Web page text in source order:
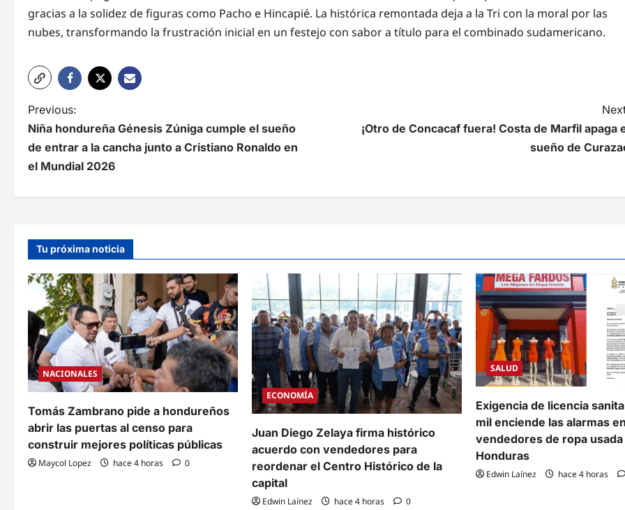
gracias a la solidez de figuras como Pacho e Hincapié. La histórica remontada deja a la Tri con la moral por las
nubes, transformando la frustración inicial en un festejo con sabor a título para el combinado sudamericano.
N
a
v
a
c
i
ó
n
d
e
e
n
t
Previous:
Niña hondureña Génesis Zúniga cumple el sueño
de entrar a la cancha junto a Cristiano Ronaldo en
el Mundial 2026
¡Otro de Concacaf fuera! Costa de Marfil apaga
sueño de
Tu próxima noticia
NACIONALES
Tomás Zambrano pide a hondureños
abrir las puertas al censo para
construir mejores políticas públicas
Maycol Lopez hace 4 horas 0
ECONOMÍA
Juan Diego Zelaya firma histórico
acuerdo con vendedores para
reordenar el Centro Histórico de la
capital
Edwin Laínez hace 4 horas 0
SALUD
Exigencia de licencia
mil enciende las alarmas
vendedores de ropa usada
Honduras
Edwin Laínez hace 4 horas